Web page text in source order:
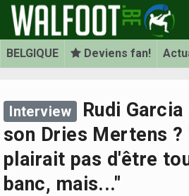
BELGIQUE Deviens fan!
Interview
Rudi
son Dries Mertens ?
plairait pas d'être
banc, mais..."